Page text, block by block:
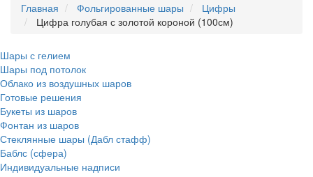
Главная Фольгированные шары
Цифры
Цифра голубая с золотой короной (100см)
Шары с гелием
Шары под потолок
Облако из воздушных шаров
Готовые решения
Букеты из шаров
Фонтан из шаров
Стеклянные шары (Дабл стафф)
Баблс (сфера)
Индивидуальные надписи